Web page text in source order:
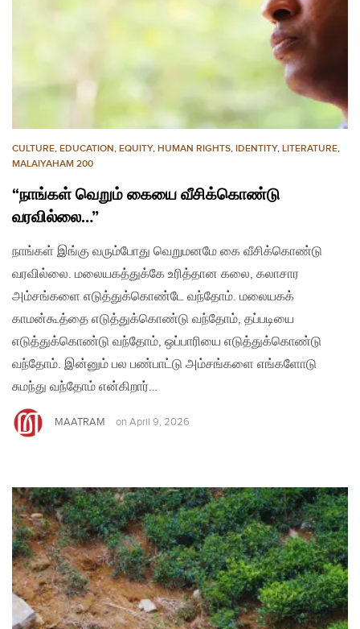
CULTURE, EDUCATION, EQUITY, HUMAN RIGHTS, IDENTITY, LITERATURE,
MALAIYAHAM 200
“நாங்கள் வெறும் கையை வீசிக்கொண்டு
வரவில்லை…”
நாங்கள் இங்கு வரும்போது வெறுமனமே கை வீசிக்கொண்டு
வரவில்லை. மலையகத்துக்கே உரித்தான கலை, கலாசார
அம்சங்களை எடுத்துக்கொண்டே வந்தோம். மலையகக்
காமன்கூத்தை எடுத்துக்கொண்டு வந்தோம், தப்படியை
எடுத்துக்கொண்டு வந்தோம், ஒப்பாரியை எடுத்துக்கொண்டு
வந்தோம். இன்னும் பல பண்பாட்டு அம்சங்களை எங்களோடு
சுமந்து வந்தோம் என்கிறார்…
MAATRAM on April 9, 2026